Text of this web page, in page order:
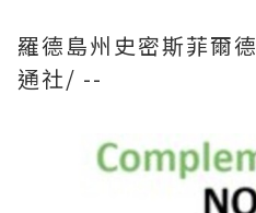
羅德島州史密斯菲爾德
通社/ --